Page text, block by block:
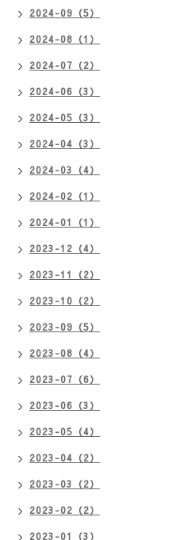
2024-09（5）
2024-08（1）
2024-07（2）
2024-06（3）
2024-05（3）
2024-04（3）
2024-03（4）
2024-02（1）
2024-01（1）
2023-12（4）
2023-11（2）
2023-10（2）
2023-09（5）
2023-08（4）
2023-07（6）
2023-06（3）
2023-05（4）
2023-04（2）
2023-03（2）
2023-02（2）
2023-01（3）